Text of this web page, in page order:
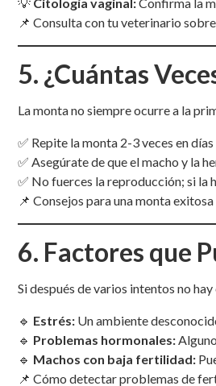
📌 Consulta con tu veterinario
5. ¿Cuántas
La monta no siempre ocurre a la
✅ Repite la monta 2-3 veces en
✅ Asegúrate de que el macho y la
✅ No fuerces la reproducción; si la
📌 Consejos para una monta
6. Factores que
Si después de varios intentos no
🔹 Estrés: Un ambiente
🔹 Problemas hormonales:
🔹 Machos con baja fertilidad:
📌 Cómo detectar problemas de